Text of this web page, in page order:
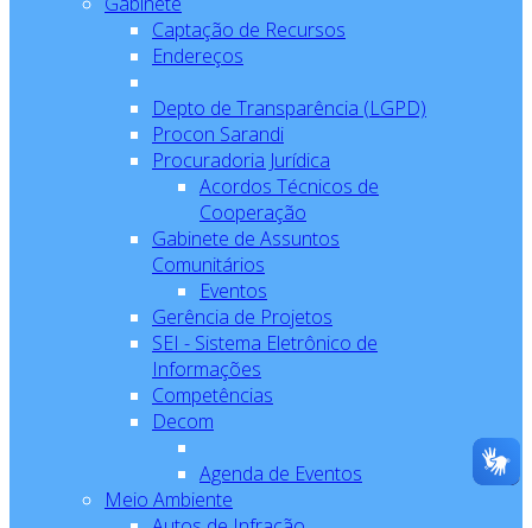
Captação de Recursos
Endereços
Depto de Transparência (LGPD)
Procon Sarandi
Procuradoria Jurídica
Acordos Técnicos de
Cooperação
Gabinete de Assuntos
Comunitários
Eventos
Gerência de Projetos
SEI - Sistema Eletrônico de
Informações
Competências
Decom
Agenda de Eventos
Meio Ambiente